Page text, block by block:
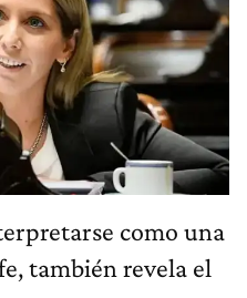
como una
también revela el